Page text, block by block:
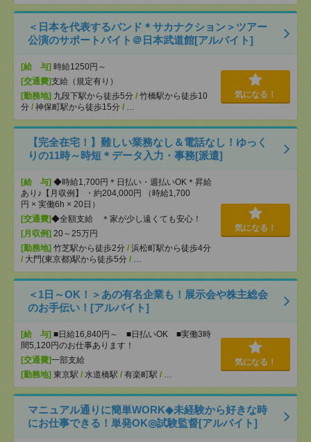
＜日本を代表するバンド＊サカナクション＞ツアー
公演のサポートバイト＠日本武道館[アルバイト]
[給 与] 時給1250円～
[交通費]支給（規定有り）
[勤務地] 九段下駅から徒歩5分 / 竹橋駅から徒歩10
分 / 神保町駅から徒歩15分 /
気になる！
【完全在宅！】難しい業務なし＆電話なし！ゆっく
りの11時～時短＊データ入力・事務[派遣]
[給 与] ◆時給1,700円＊日払い・週払いOK＊昇給
あり♪【月収例】 ・約204,000円 （時給1,700
円 × 実働6h × 20日）
[交通費]◆全額支給 ＊家が少し遠くても安心！
[月収例] 20～25万円
[勤務地] 竹芝駅から徒歩2分 / 浜松町駅から徒歩4分
/ 大門(東京都)駅から徒歩5分 /
気になる！
＜1日～OK！＞あの有名企業も！展示会や株主総会
のお手伝い！[アルバイト]
[給 与] ■日給16,840円～ ■日払いOK ■実働3時
間5,120円のお仕事あります！
[交通費]一部支給
[勤務地] 東京駅 / 水道橋駅 / 有楽町駅 /
気になる！
マニュアル通りに簡単WORK◆未経験から好きな時
にお仕事できる！単発OK◎試験監督[アルバイト]